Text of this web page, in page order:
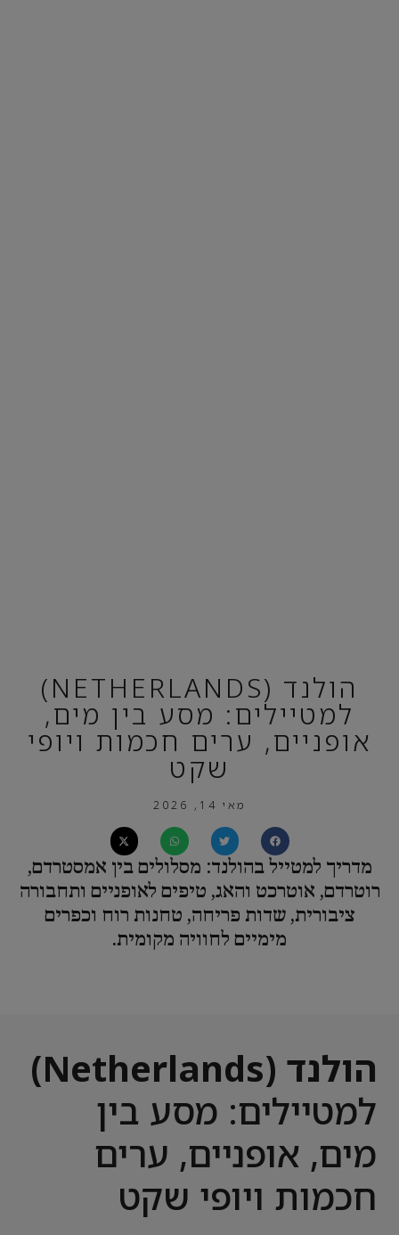
הולנד (NETHERLANDS)
למטיילים: מסע בין מים,
אופניים, ערים חכמות ויופי
שקט
מאי 14, 2026
מדריך למטייל בהולנד: מסלולים בין אמסטרדם,
רוטרדם, אוטרכט והאג, טיפים לאופניים ותחבורה
ציבורית, שדות פריחה, טחנות רוח וכפרים
מימיים לחוויה מקומית.
הולנד (Netherlands)
למטיילים: מסע בין
מים, אופניים, ערים
חכמות ויופי שקט